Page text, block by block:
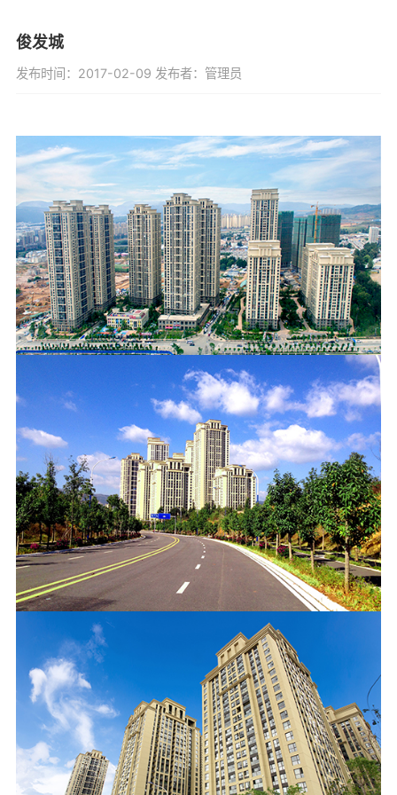
俊发城
发布时间：2017-02-09 发布者：管理员